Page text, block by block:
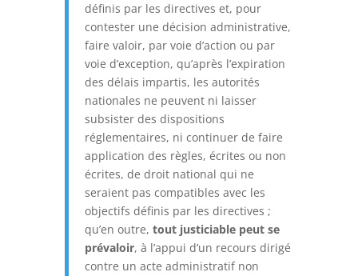
définis par les directives et, pour
contester une décision administrative,
faire valoir, par voie d’action ou par
voie d’exception, qu’après l’expiration
des délais impartis, les autorités
nationales ne peuvent ni laisser
subsister des dispositions
réglementaires, ni continuer de faire
application des règles, écrites ou non
écrites, de droit national qui ne
seraient pas compatibles avec les
objectifs définis par les directives ;
qu’en outre, tout justiciable peut se
prévaloir, à l’appui d’un recours dirigé
contre un acte administratif non